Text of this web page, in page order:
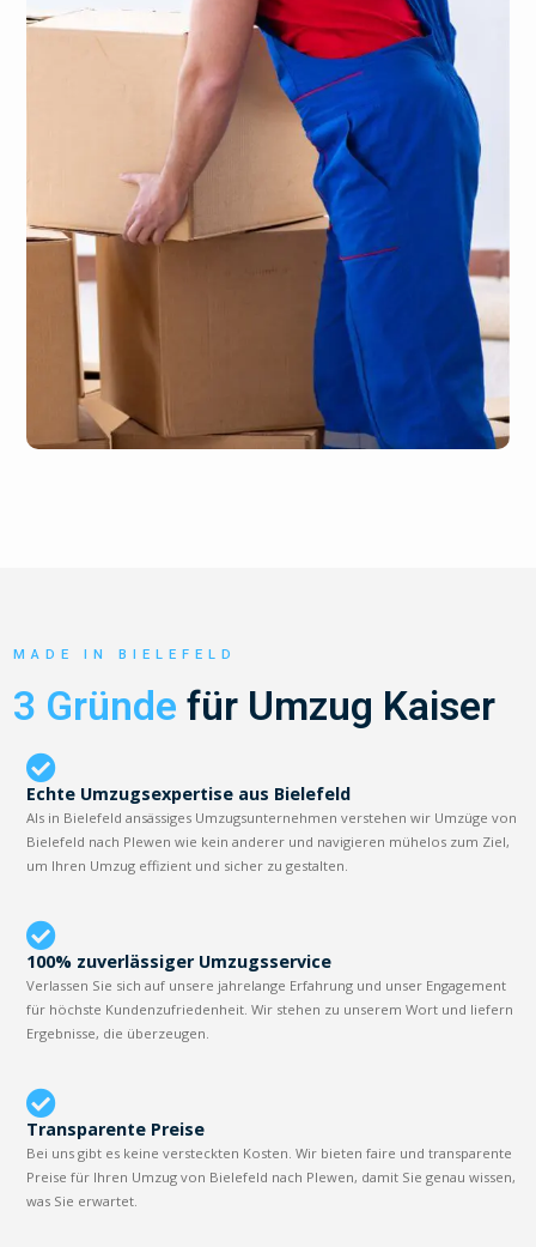
MADE IN BIELEFELD
3 Gründe für Umzug Kaiser
Echte Umzugsexpertise aus Bielefeld
Als in Bielefeld ansässiges Umzugsunternehmen verstehen wir Umzüge von
Bielefeld nach Plewen wie kein anderer und navigieren mühelos zum Ziel,
um Ihren Umzug effizient und sicher zu gestalten.
100% zuverlässiger Umzugsservice
Verlassen Sie sich auf unsere jahrelange Erfahrung und unser Engagement
für höchste Kundenzufriedenheit. Wir stehen zu unserem Wort und liefern
Ergebnisse, die überzeugen.
Transparente Preise
Bei uns gibt es keine versteckten Kosten. Wir bieten faire und transparente
Preise für Ihren Umzug von Bielefeld nach Plewen, damit Sie genau wissen,
was Sie erwartet.